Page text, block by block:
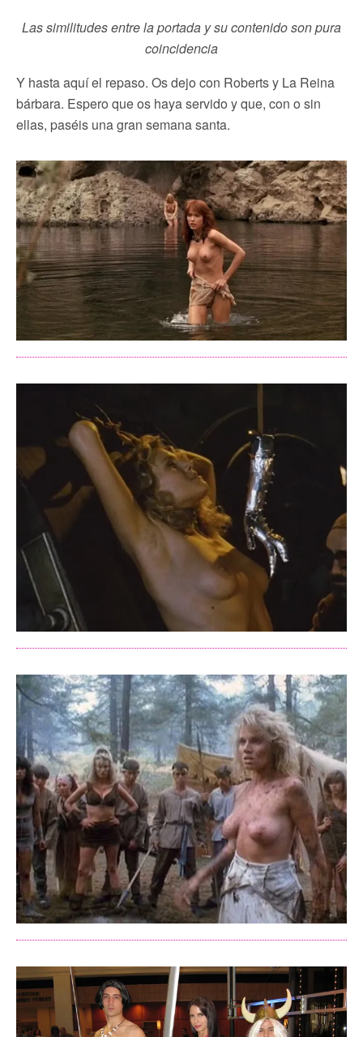
Las similitudes entre la portada y su contenido son pura
coincidencia
Y hasta aquí el repaso. Os dejo con Roberts y La Reina
bárbara. Espero que os haya servido y que, con o sin
ellas, paséis una gran semana santa.